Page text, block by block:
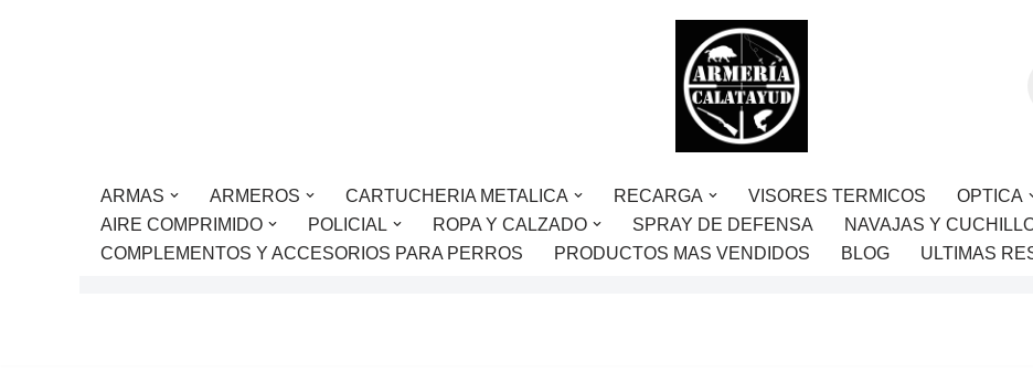
ARMAS ARMEROS CARTUCHERIA METALICA RECARGA VISORES TERMICOS OPTICA
AIRE COMPRIMIDO
POLICIAL ROPA Y CALZADO SPRAY DE DEFENSA NAVAJAS Y
COMPLEMENTOS Y ACCESORIOS PARA PERROS
PRODUCTOS MAS VENDIDOS BLOG ULTIMAS